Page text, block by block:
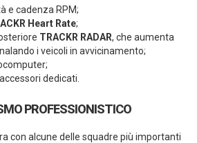
e cadenza RPM;
Heart Rate;
TRACKR RADAR, che aumenta
i veicoli in avvicinamento;
dedicati.
PROFESSIONISTICO
con alcune delle squadre più importanti